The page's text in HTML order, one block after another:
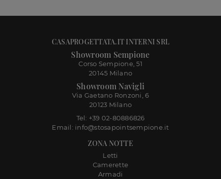
ZONA NOTTE
Letti
Camerette
Armadi
CASAPROGETTATA.IT INTERNI SRL
Showroom Sempione
Corso Sempione, 51
20145 Milano
Showroom Navigli
Via Gaetano Ronzoni, 6
20123 Milano
Tel: +39 02-80886826
Email: info@stosapointsempione.it